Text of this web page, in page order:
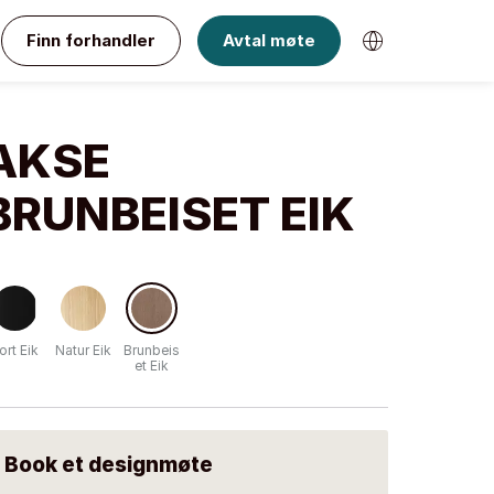
Finn forhandler Avtal møte
EIK
Eik Natur Eik
Brunbeis
et Eik
Book et designmøte